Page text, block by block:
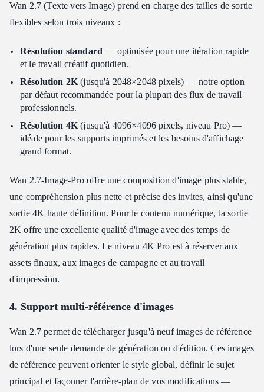
Wan 2.7 (Texte vers Image) prend en charge des tailles de sortie
flexibles selon trois niveaux :
Résolution standard — optimisée pour une itération rapide
et le travail créatif quotidien.
Résolution 2K (jusqu'à 2048×2048 pixels) — notre option
par défaut recommandée pour la plupart des flux de travail
professionnels.
Résolution 4K (jusqu'à 4096×4096 pixels, niveau Pro) —
idéale pour les supports imprimés et les besoins d'affichage
grand format.
Wan 2.7-Image-Pro offre une composition d'image plus stable,
une compréhension plus nette et précise des invites, ainsi qu'une
sortie 4K haute définition. Pour le contenu numérique, la sortie
2K offre une excellente qualité d'image avec des temps de
génération plus rapides. Le niveau 4K Pro est à réserver aux
assets finaux, aux images de campagne et au travail
d'impression.
4. Support multi-référence d'images
Wan 2.7 permet de télécharger jusqu'à neuf images de référence
lors d'une seule demande de génération ou d'édition. Ces images
de référence peuvent orienter le style global, définir le sujet
principal et façonner l'arrière-plan de vos modifications —